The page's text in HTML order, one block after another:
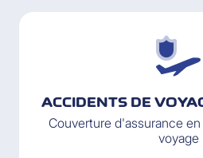
ACCIDENTS DE
Couverture d'assurance
voyage